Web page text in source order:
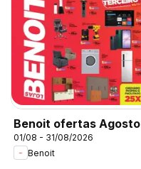
Benoit ofertas Agosto
01/08 - 31/08/2026
Benoit